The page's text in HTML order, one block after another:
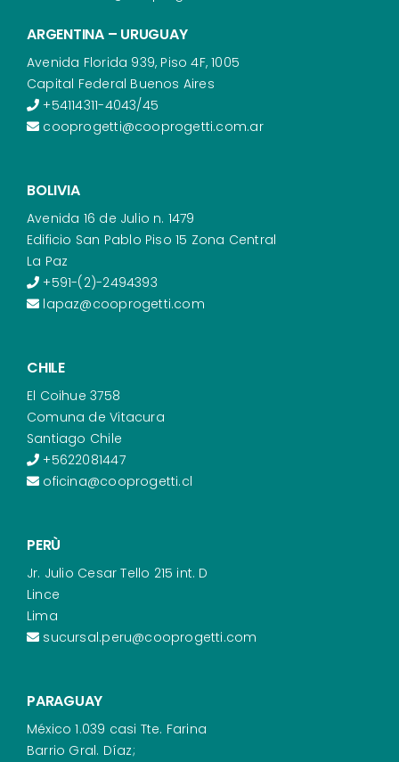
ARGENTINA – URUGUAY
Avenida Florida 939, Piso 4F, 1005
Capital Federal Buenos Aires
+54114311-4043/45
cooprogetti@cooprogetti.com.ar
BOLIVIA
Avenida 16 de Julio n. 1479
Edificio San Pablo Piso 15 Zona Central
La Paz
+591-(2)-2494393
lapaz@cooprogetti.com
CHILE
El Coihue 3758
Comuna de Vitacura
Santiago Chile
+5622081447
oficina@cooprogetti.cl
PERÙ
Jr. Julio Cesar Tello 215 int. D
Lince
Lima
sucursal.peru@cooprogetti.com
PARAGUAY
México 1.039 casi Tte. Farina
Barrio Gral. Díaz;